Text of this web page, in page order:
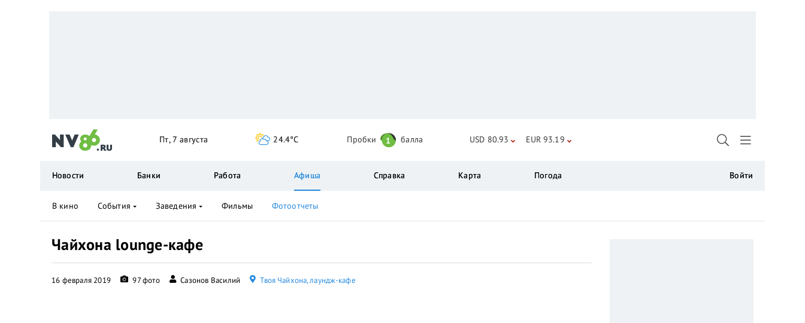
Чайхона lounge-кафе
16 февраля 2019 97 фото Сазонов Василий Твоя Чайхона, лаундж-кафе
Пт, 7 августа 24.4°C Пробки 1 балла USD 80.93 EUR 93.19
Новости Банки Работа Афиша Справка Карта Погода Войти
В кино События Заведения Фильмы Фотоотчеты